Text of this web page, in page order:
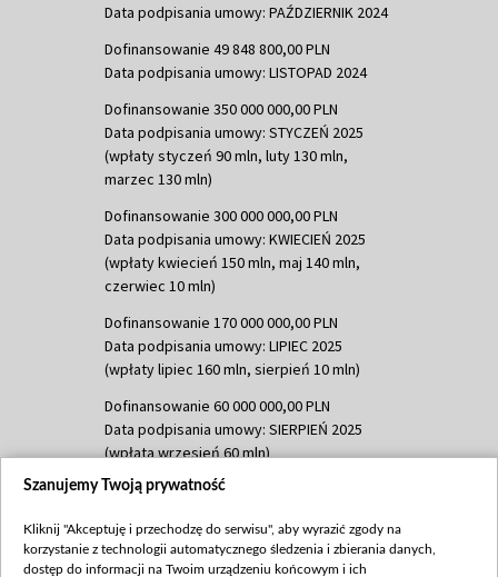
Data podpisania umowy: PAŹDZIERNIK 2024
Dofinansowanie 49 848 800,00 PLN
Data podpisania umowy: LISTOPAD 2024
Dofinansowanie 350 000 000,00 PLN
Data podpisania umowy: STYCZEŃ 2025
(wpłaty styczeń 90 mln, luty 130 mln,
marzec 130 mln)
Dofinansowanie 300 000 000,00 PLN
Data podpisania umowy: KWIECIEŃ 2025
(wpłaty kwiecień 150 mln, maj 140 mln,
czerwiec 10 mln)
Dofinansowanie 170 000 000,00 PLN
Data podpisania umowy: LIPIEC 2025
(wpłaty lipiec 160 mln, sierpień 10 mln)
Dofinansowanie 60 000 000,00 PLN
Data podpisania umowy: SIERPIEŃ 2025
(wpłata wrzesień 60 mln)
Dofinansowanie 635 783 051,21 PLN
(wpłata wrzesień 100 mln, październik 350
mln, listopad 265 mln)
Szanujemy Twoją prywatność
Kliknij "Akceptuję i przechodzę do serwisu", aby wyrazić zgody na
korzystanie z technologii automatycznego śledzenia i zbierania danych,
dostęp do informacji na Twoim urządzeniu końcowym i ich